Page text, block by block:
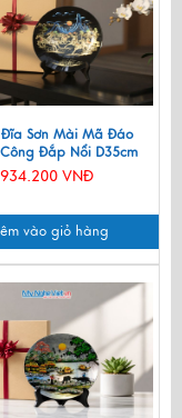
Sơn Mài Mã Đáo
Đắp Nổi D35cm
MNV-TD358
934.200 VNĐ
vào giỏ hàng